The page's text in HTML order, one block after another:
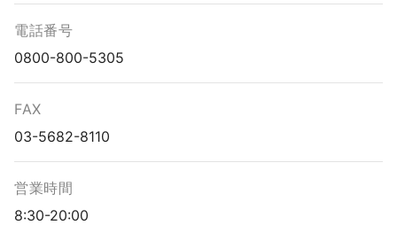
電話番号
0800-800-5305
FAX
03-5682-8110
営業時間
8:30-20:00